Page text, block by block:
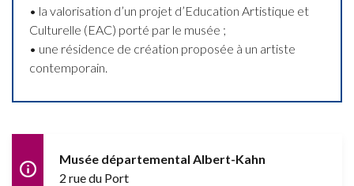
• la valorisation d’un projet d’Education Artistique et
Culturelle (EAC) porté par le musée ;
• une résidence de création proposée à un artiste
contemporain.
Musée départemental Albert-Kahn
2 rue du Port